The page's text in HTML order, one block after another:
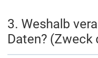
3. Weshalb
Daten? (Zweck